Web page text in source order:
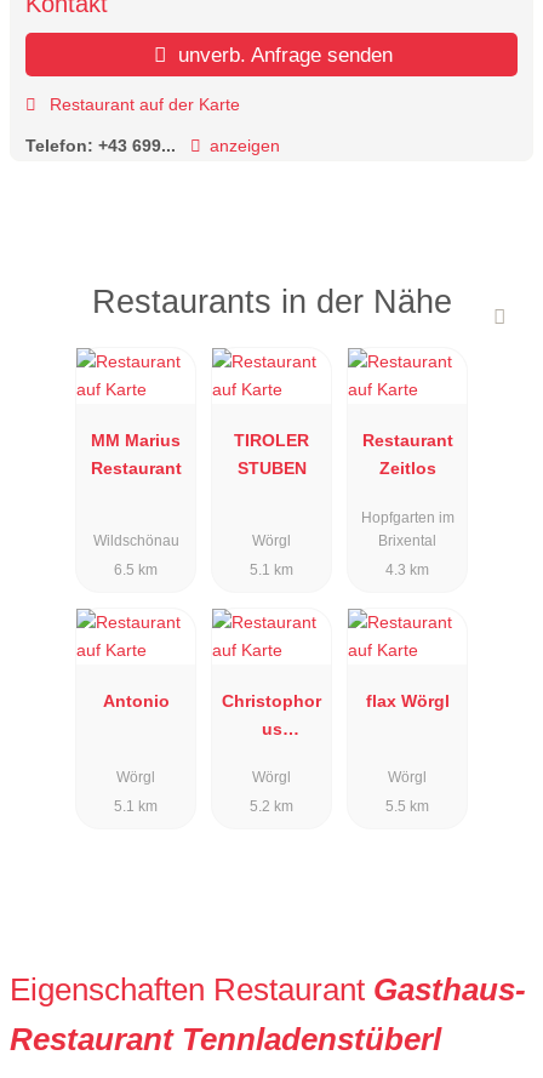
unverb. Anfrage senden
Restaurant auf der Karte
Telefon: +43 699... anzeigen
Restaurants in der Nähe
MM Marius
Restaurant
Wildschönau
6.5 km
TIROLER
STUBEN
Wörgl
5.1 km
Restaurant
Zeitlos
Hopfgarten im
Brixental
4.3 km
Antonio
Wörgl
5.1 km
Christophor
us
Wörgl
5.2 km
flax Wörgl
Wörgl
5.5 km
Eigenschaften Restaurant Gasthaus-
Restaurant Tennladenstüberl